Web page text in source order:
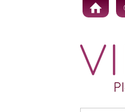
Skip to